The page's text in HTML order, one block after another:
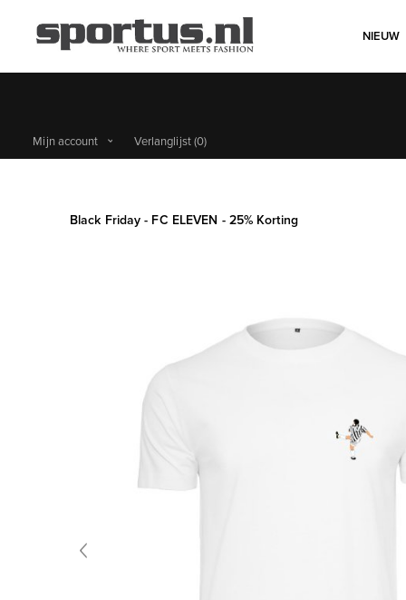
NIEUW
Mijn account Verlanglijst(0)
Black Friday - FC ELEVEN - 25% Korting